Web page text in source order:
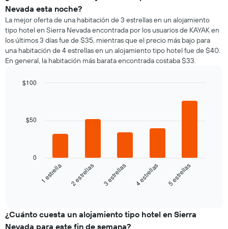
Nevada esta noche?
La mejor oferta de una habitación de 3 estrellas en un alojamiento
tipo hotel en Sierra Nevada encontrada por los usuarios de KAYAK en
los últimos 3 días fue de $35, mientras que el precio más bajo para
una habitación de 4 estrellas en un alojamiento tipo hotel fue de $40.
En general, la habitación más barata encontrada costaba $33.
bars.
siguiente
muestra
de
una
1 estrella 2 estrellas 3 estrellas 4 estrellas 5 estrellas
0
$50
$100
¿Cuánto cuesta un alojamiento tipo hotel en Sierra
Nevada para este fin de semana?